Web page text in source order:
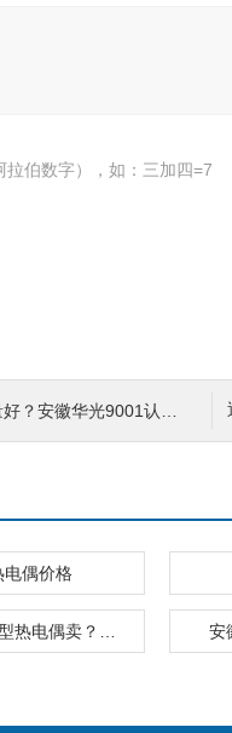
伯数字），如：三加四=7
安徽华光9001认证企业
电偶价格
安